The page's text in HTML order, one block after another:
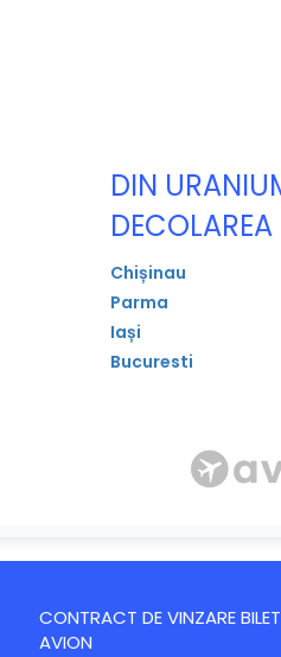
DIN
DECOLAREA
Chișinau
Parma
Iași
Bucuresti
CONTRACT DE VINZARE
AVION